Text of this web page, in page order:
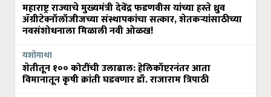
महाराष्ट्र राज्याचे मुख्यमंत्री देवेंद्र फडणवीस यांच्या हस्ते ध्रुव
ॲग्रीटेक्नॉलॉजीजच्या संस्थापकांचा सत्कार, शेतकऱ्यांसाठीच्या
नवसंशोधनाला मिळाली नवी ओळख!
यशोगाथा
शेतीतून १०० कोटींची उलाढाल: हेलिकॉप्टरनंतर आता
विमानातून कृषी क्रांती घडवणार डॉ. राजाराम त्रिपाठी